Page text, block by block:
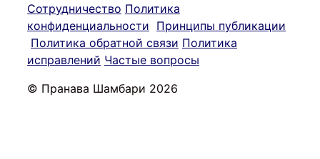
Сотрудничество Политика
конфиденциальности Принципы публикации
Политика обратной связи Политика
исправлений Частые вопросы
© Пранава Шамбари 2026